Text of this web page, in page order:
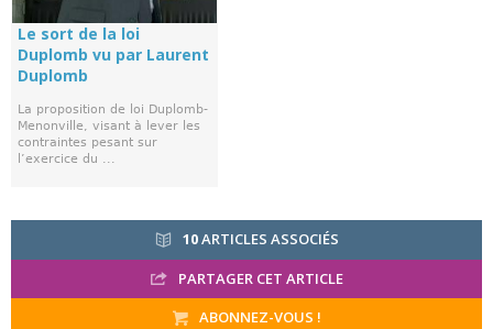
Le sort de la loi
Duplomb vu par Laurent
Duplomb
La proposition de loi Duplomb-
Menonville, visant à lever les
contraintes pesant sur
l’exercice du ...
10ARTICLES ASSOCIÉS
PARTAGER CET ARTICLE
ABONNEZ-VOUS !